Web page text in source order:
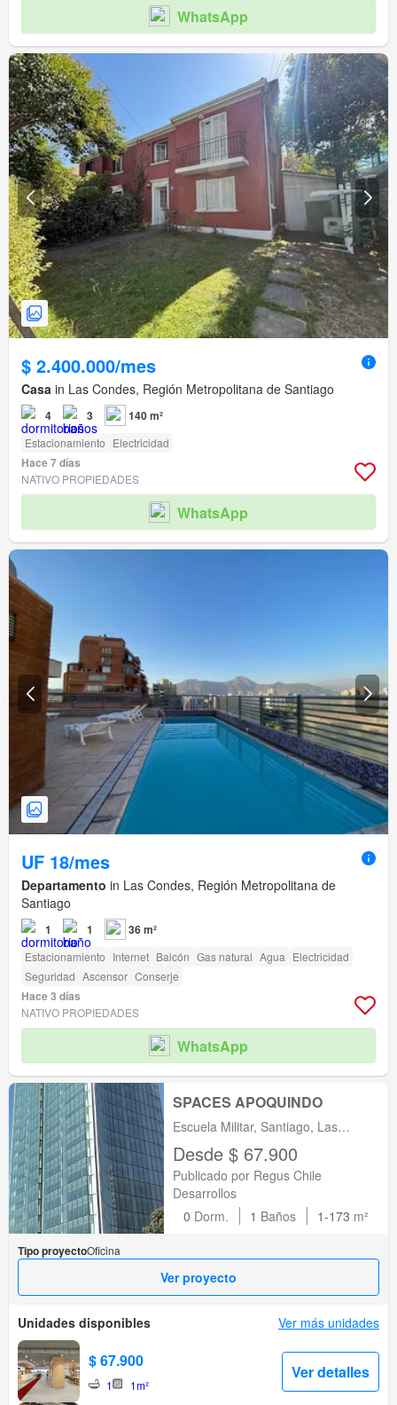
WhatsApp
$ 2.400.000/mes
Casa in Las Condes, Región Metropolitana de Santiago
4 3 140 m²
Estacionamiento Electricidad
Hace 7 días
NATIVO PROPIEDADES
WhatsApp
UF 18/mes
Departamento in Las Condes, Región Metropolitana de
Santiago
1 1 36 m²
Estacionamiento Internet Balcón Gas natural Agua Electricidad
Seguridad Ascensor Conserje
Hace 3 días
NATIVO PROPIEDADES
WhatsApp
SPACES APOQUINDO
Escuela Militar, Santiago, Las
Condes, Región Metropolitana de
Santiago
Desde $ 67.900
Publicado por Regus Chile
Desarrollos
0 Dorm. 1 Baños 1-173 m²
Tipo proyectoOficina
Ver proyecto
Unidades disponibles Ver más unidades
$ 67.900
1 1m²
Ver detalles